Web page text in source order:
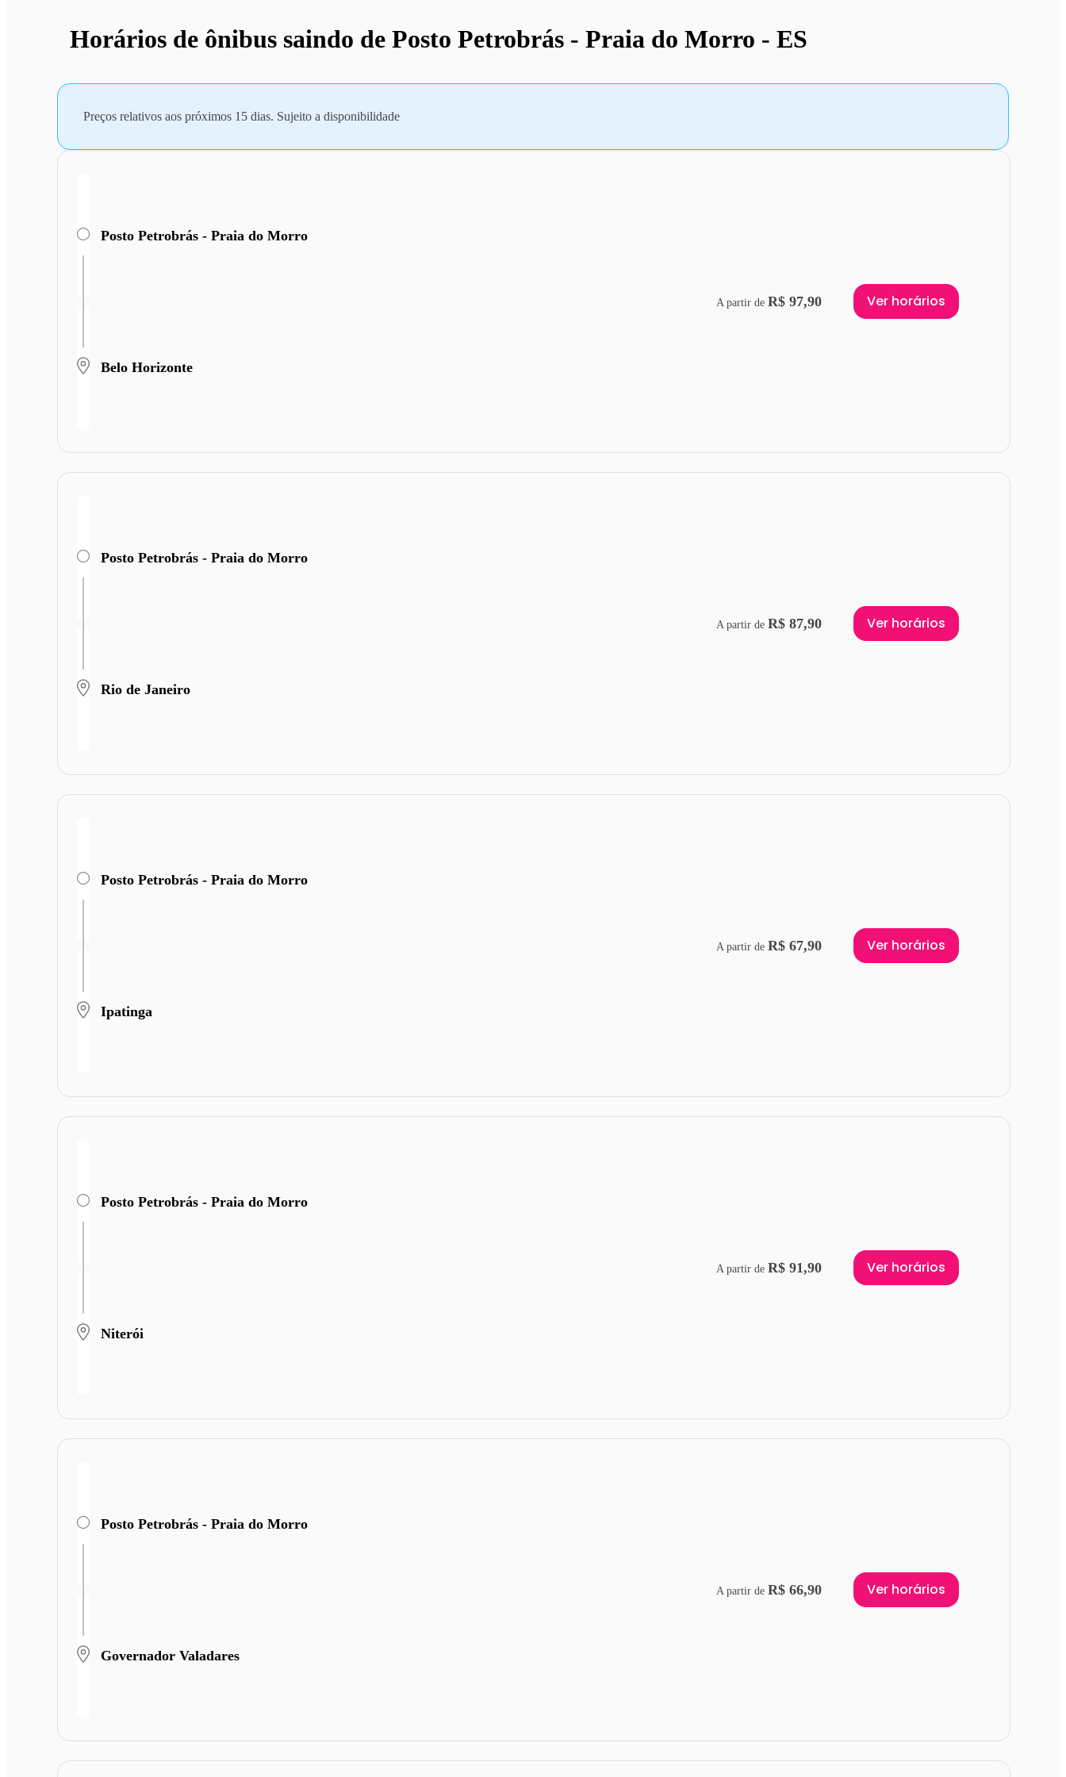
Horários de ônibus saindo de Posto Petrobrás - Praia do Morro - ES
Preços relativos aos próximos 15 dias. Sujeito a disponibilidade
Posto Petrobrás - Praia do Morro
Belo Horizonte
A partir de R$ 97,90 Ver horários
Posto Petrobrás - Praia do Morro
Rio de Janeiro
A partir de R$ 87,90 Ver horários
Posto Petrobrás - Praia do Morro
Ipatinga
A partir de R$ 67,90 Ver horários
Posto Petrobrás - Praia do Morro
Niterói
A partir de R$ 91,90 Ver horários
Posto Petrobrás - Praia do Morro
Governador Valadares
A partir de R$ 66,90 Ver horários